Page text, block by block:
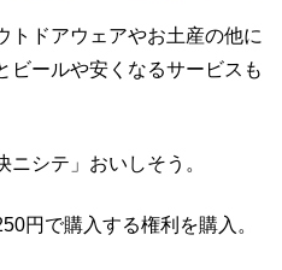
トドアウェアやお土産の他に
ビールや安くなるサービスも
シテ」おいしそう。
円で購入する権利を購入。